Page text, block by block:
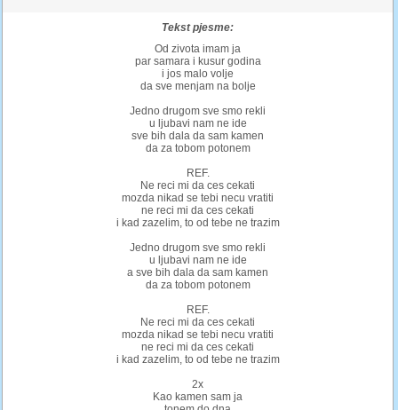
Tekst pjesme:
Od zivota imam ja
par samara i kusur godina
i jos malo volje
da sve menjam na bolje
Jedno drugom sve smo rekli
u ljubavi nam ne ide
sve bih dala da sam kamen
da za tobom potonem
REF.
Ne reci mi da ces cekati
mozda nikad se tebi necu vratiti
ne reci mi da ces cekati
i kad zazelim, to od tebe ne trazim
Jedno drugom sve smo rekli
u ljubavi nam ne ide
a sve bih dala da sam kamen
da za tobom potonem
REF.
Ne reci mi da ces cekati
mozda nikad se tebi necu vratiti
ne reci mi da ces cekati
i kad zazelim, to od tebe ne trazim
2x
Kao kamen sam ja